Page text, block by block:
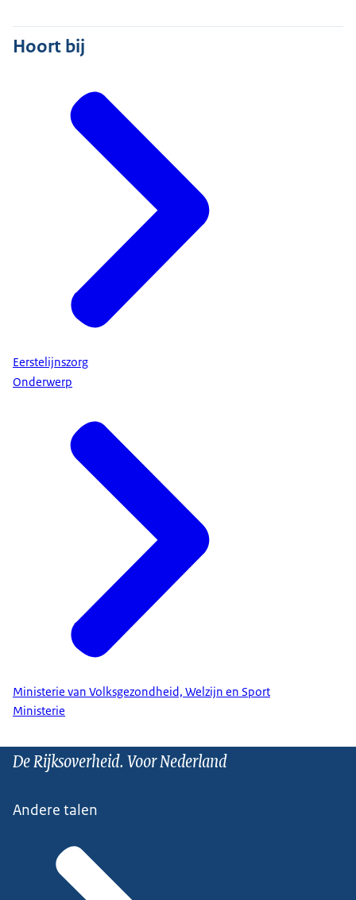
Hoort bij
Eerstelijnszorg
Onderwerp
Ministerie van Volksgezondheid, Welzijn en Sport
Ministerie
De Rijksoverheid. Voor Nederland
Andere talen